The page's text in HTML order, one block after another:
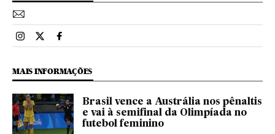
Esportes El País Brasil en Instagram
Esportes El País Brasil en Twitter
Esportes El País Brasil en Facebook
MAIS INFORMAÇÕES
Brasil vence a Austrália nos pênaltis
e vai à semifinal da Olimpíada no
futebol feminino